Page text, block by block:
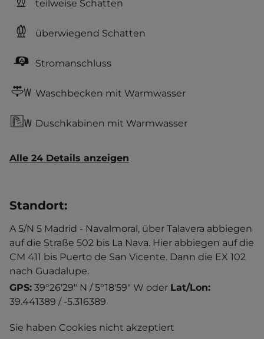
teilweise Schatten
überwiegend Schatten
Stromanschluss
Waschbecken mit Warmwasser
Duschkabinen mit Warmwasser
Alle 24 Details anzeigen
Standort:
A 5/N 5 Madrid - Navalmoral, über Talavera abbiegen
auf die Straße 502 bis La Nava. Hier abbiegen auf die
CM 411 bis Puerto de San Vicente. Dann die EX 102
nach Guadalupe.
GPS: 39°26'29" N / 5°18'59" W oder Lat/Lon:
39.441389 / -5.316389
Sie haben Cookies nicht akzeptiert